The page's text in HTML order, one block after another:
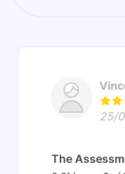
25/
The